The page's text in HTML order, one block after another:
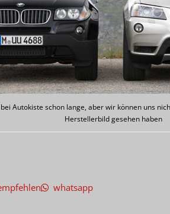
Autokiste schon lange, aber wir können uns
Herstellerbild gesehen haben
whatsapp